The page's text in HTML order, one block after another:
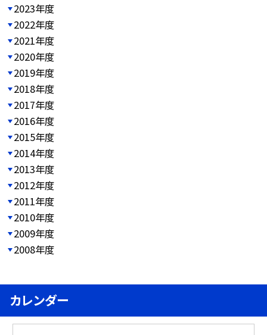
2023年度
2022年度
2021年度
2020年度
2019年度
2018年度
2017年度
2016年度
2015年度
2014年度
2013年度
2012年度
2011年度
2010年度
2009年度
2008年度
カレンダー